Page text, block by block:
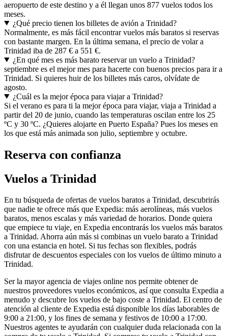
aeropuerto de este destino y a él llegan unos 877 vuelos todos los
meses.
¿Qué precio tienen los billetes de avión a Trinidad?
Normalmente, es más fácil encontrar vuelos más baratos si reservas
con bastante margen. En la última semana, el precio de volar a
Trinidad iba de 287 € a 551 €.
¿En qué mes es más barato reservar un vuelo a Trinidad?
septiembre es el mejor mes para hacerte con buenos precios para ir a
Trinidad. Si quieres huir de los billetes más caros, olvídate de
agosto.
¿Cuál es la mejor época para viajar a Trinidad?
Si el verano es para ti la mejor época para viajar, viaja a Trinidad a
partir del 20 de junio, cuando las temperaturas oscilan entre los 25
ºC y 30 ºC. ¿Quieres alojarte en Puerto España? Pues los meses en
los que está más animada son julio, septiembre y octubre.
Reserva con confianza
Vuelos a Trinidad
En tu búsqueda de ofertas de vuelos baratos a Trinidad, descubrirás
que nadie te ofrece más que Expedia: más aerolíneas, más vuelos
baratos, menos escalas y más variedad de horarios. Donde quiera
que empiece tu viaje, en Expedia encontrarás los vuelos más baratos
a Trinidad. Ahorra aún más si combinas un vuelo barato a Trinidad
con una estancia en hotel. Si tus fechas son flexibles, podrás
disfrutar de descuentos especiales con los vuelos de último minuto a
Trinidad.
Ser la mayor agencia de viajes online nos permite obtener de
nuestros proveedores vuelos económicos, así que consulta Expedia a
menudo y descubre los vuelos de bajo coste a Trinidad. El centro de
atención al cliente de Expedia está disponible los días laborables de
9:00 a 21:00, y los fines de semana y festivos de 10:00 a 17:00.
Nuestros agentes te ayudarán con cualquier duda relacionada con la